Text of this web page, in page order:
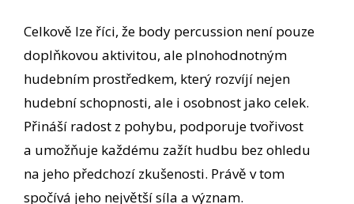
Celkově lze říci, že body percussion není pouze
doplňkovou aktivitou, ale plnohodnotným
hudebním prostředkem, který rozvíjí nejen
hudební schopnosti, ale i osobnost jako celek.
Přináší radost z pohybu, podporuje tvořivost
a umožňuje každému zažít hudbu bez ohledu
na jeho předchozí zkušenosti. Právě v tom
spočívá jeho největší síla a význam.